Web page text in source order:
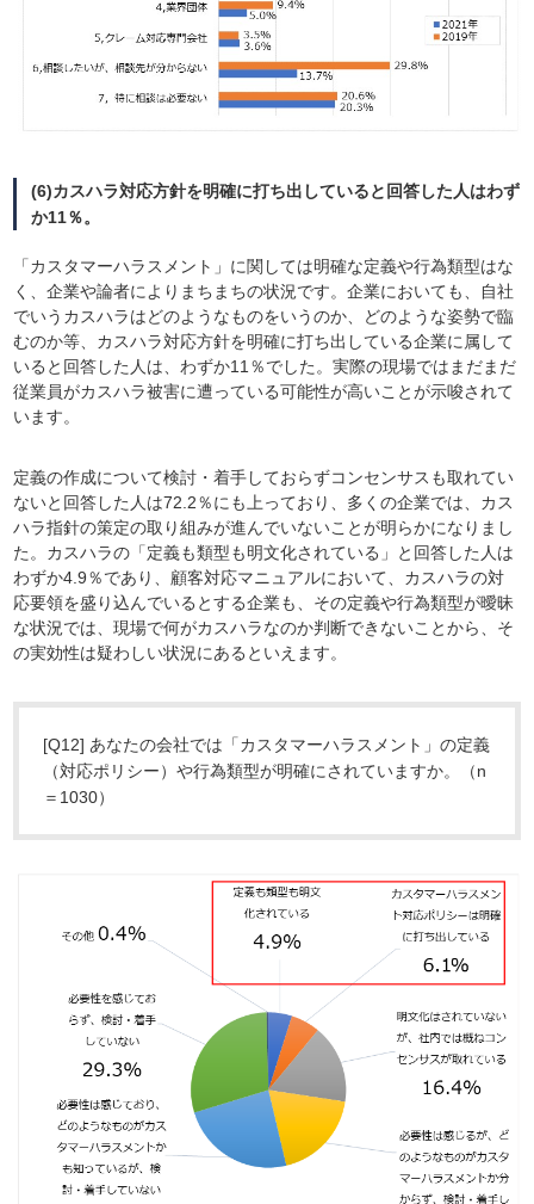
(6)カスハラ対応方針を明確に打ち出していると回答した人はわず
か11％。
「カスタマーハラスメント」に関しては明確な定義や行為類型はな
く、企業や論者によりまちまちの状況です。企業においても、自社
でいうカスハラはどのようなものをいうのか、どのような姿勢で臨
むのか等、カスハラ対応方針を明確に打ち出している企業に属して
いると回答した人は、わずか11％でした。実際の現場ではまだまだ
従業員がカスハラ被害に遭っている可能性が高いことが示唆されて
います。
定義の作成について検討・着手しておらずコンセンサスも取れてい
ないと回答した人は72.2％にも上っており、多くの企業では、カス
ハラ指針の策定の取り組みが進んでいないことが明らかになりまし
た。カスハラの「定義も類型も明文化されている」と回答した人は
わずか4.9％であり、顧客対応マニュアルにおいて、カスハラの対
応要領を盛り込んでいるとする企業も、その定義や行為類型が曖昧
な状況では、現場で何がカスハラなのか判断できないことから、そ
の実効性は疑わしい状況にあるといえます。
[Q12] あなたの会社では「カスタマーハラスメント」の定義
（対応ポリシー）や行為類型が明確にされていますか。（n
＝1030）